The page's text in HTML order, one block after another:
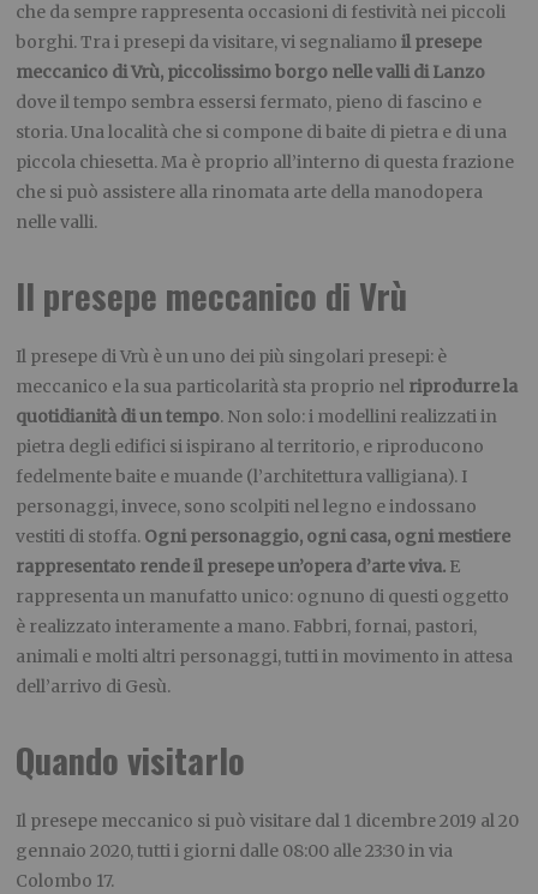
che da sempre rappresenta occasioni di festività nei piccoli
borghi. Tra i presepi da visitare, vi segnaliamoil presepe
meccanico di Vrù, piccolissimo borgo nelle valli di Lanzo
dove il tempo sembra essersi fermato, pieno di fascino e
storia. Una località che si compone di baite di pietra e di una
piccola chiesetta. Ma è proprio all’interno di questa frazione
che si può assistere alla rinomata arte della manodopera
nelle valli.
Il presepe meccanico di Vrù
Il presepe di Vrù è un uno dei più singolari presepi: è
meccanico e la sua particolarità sta proprio nel riprodurre la
quotidianità di un tempo. Non solo: i modellini realizzati in
pietra degli edifici si ispirano al territorio, e riproducono
fedelmente baite e muande (l’architettura valligiana). I
personaggi, invece, sono scolpiti nel legno e indossano
vestiti di stoffa. Ogni personaggio, ogni casa, ogni mestiere
rappresentato rende il presepe un’opera d’arte viva. E
rappresenta un manufatto unico: ognuno di questi oggetto
è realizzato interamente a mano. Fabbri, fornai, pastori,
animali e molti altri personaggi, tutti in movimento in attesa
dell’arrivo di Gesù.
Quando visitarlo
Il presepe meccanico si può visitare dal 1 dicembre 2019 al 20
gennaio 2020, tutti i giorni dalle 08:00 alle 23:30 in via
Colombo 17.